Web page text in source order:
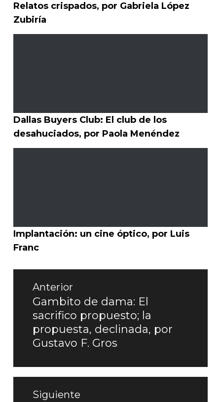
Relatos crispados, por Gabriela López
Zubiría
Dallas Buyers Club: El club de los
desahuciados, por Paola Menéndez
Implantación: un cine óptico, por Luis
Franc
Navegación
entradas
Anterior
Entrada
anterior:
Gambito de dama: El
sacrifico propuesto; la
propuesta, declinada, por
Gustavo F. Gros
Siguiente